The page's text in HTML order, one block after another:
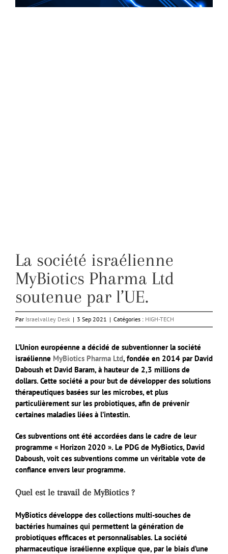
La société israélienne
MyBiotics Pharma Ltd
soutenue par l’UE.
Par Israelvalley Desk | 3 Sep 2021 | Catégories : HIGH-TECH
L’Union européenne a décidé de subventionner la société
israélienne MyBiotics Pharma Ltd, fondée en 2014 par David
Daboush et David Baram, à hauteur de 2,3 millions de
dollars. Cette société a pour but de développer des solutions
thérapeutiques basées sur les microbes, et plus
particulièrement sur les probiotiques, afin de prévenir
certaines maladies liées à l’intestin.
Ces subventions ont été accordées dans le cadre de leur
programme « Horizon 2020 ». Le PDG de MyBiotics, David
Daboush, voit ces subventions comme un véritable vote de
confiance envers leur programme.
Quel est le travail de MyBiotics ?
MyBiotics développe des collections multi-souches de
bactéries humaines qui permettent la génération de
probiotiques efficaces et personnalisables. La société
pharmaceutique israélienne explique que, par le biais d’une